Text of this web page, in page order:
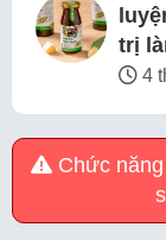
trị
4
Chức năng